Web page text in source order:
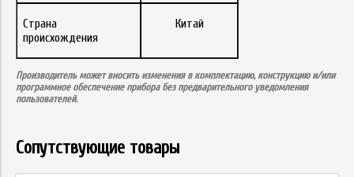
Страна
происхождения
Китай
Производитель может вносить изменения в комплектацию, конструкцию и/или
программное обеспечение прибора без предварительного уведомления
пользователей.
Сопутствующие товары